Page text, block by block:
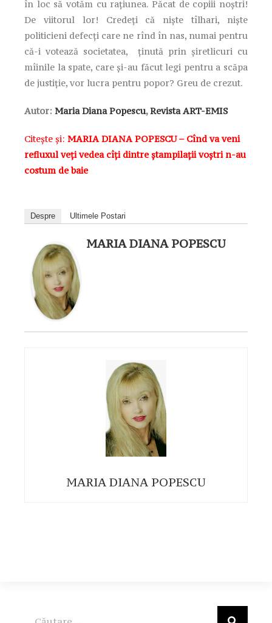
în loc să votăm cu raţiunea. Păcat de copiii noştri!
De viitorul lor! Credeţi că nişte tîlhari, nişte
politicieni defecţi care ne rînd în nas, numai pentru
că-i votează societatea, ţinută prin şiretlicuri cu
mîinile la spate, care şi-au făcut legi pentru a scăpa
de justiţie, vor lucra pentru popor? Greu de crezut.
Autor: Maria Diana Popescu,Revista ART-EMIS
Citește și: MARIA DIANA POPESCU – Cînd va veni
refluxul veți vedea cîți dintre ștampilații voștri n-au
costum de baie
Despre Ultimele Postari
MARIA DIANA POPESCU
MARIA DIANA POPESCU